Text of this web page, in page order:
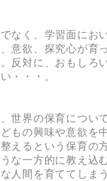
なく、学習面にお
意欲、探究心が育
反対に、おもしろ
・・・。
世界の保育につい
もの興味や意欲を
えるという保育の
な一方的に教え込
人間を育ててしま